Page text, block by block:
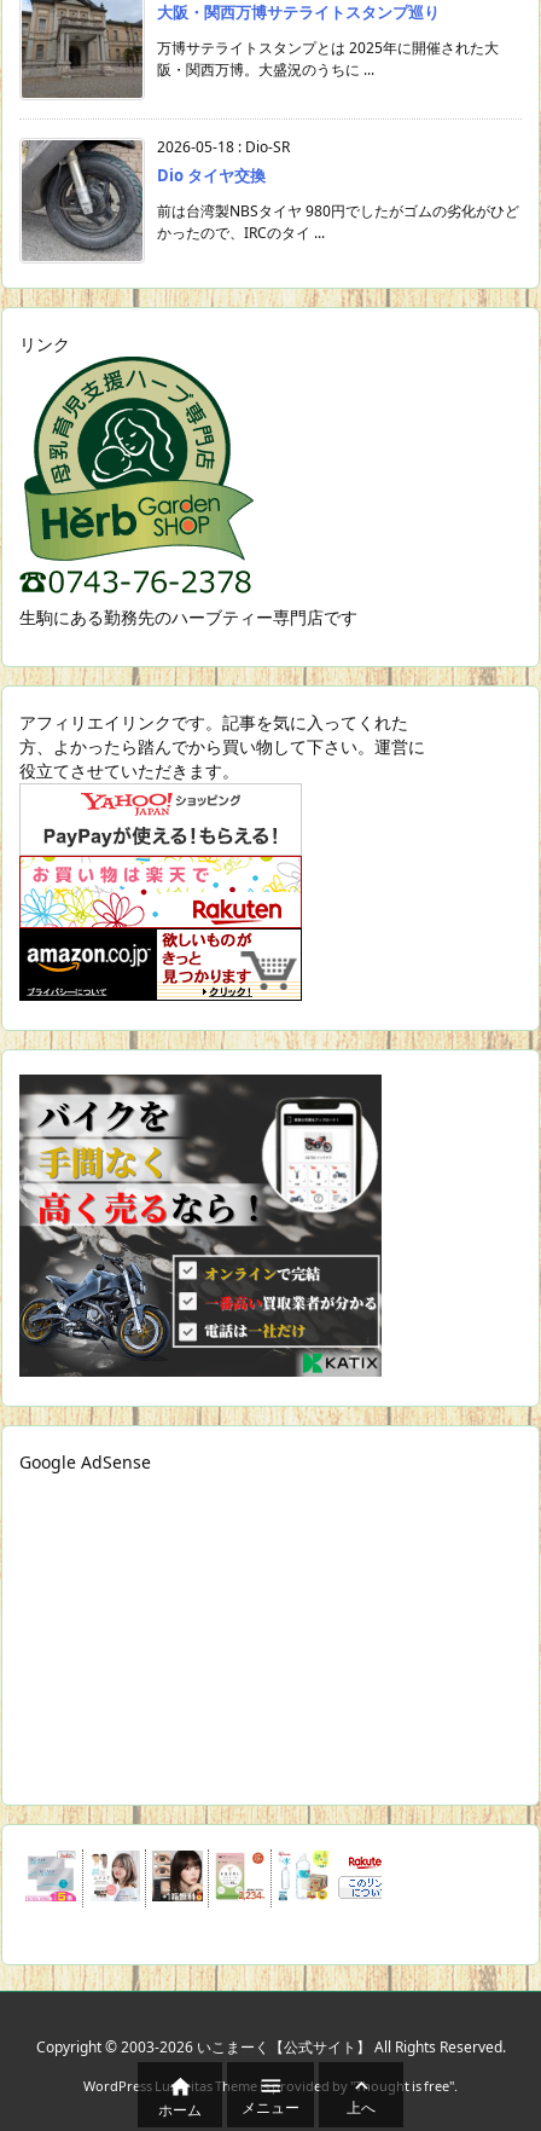
大阪・関西万博サテライトスタンプ巡り
万博サテライトスタンプとは 2025年に開催された大
阪・関西万博。大盛況のうちに ...
2026-05-18 : Dio-SR
Dio タイヤ交換
前は台湾製NBSタイヤ 980円でしたがゴムの劣化がひど
かったので、IRCのタイ ...
リンク
生駒にある勤務先のハーブティー専門店です
アフィリエイリンクです。記事を気に入ってくれた
方、よかったら踏んでから買い物して下さい。運営に
役立てさせていただきます。
Google AdSense
Copyright ©2003-2026 いこまーく【公式サイト】 All Rights Reserved.
WordPress Luxeritas Theme is provided by "Thought is free".

ホーム

メニュー

上へ